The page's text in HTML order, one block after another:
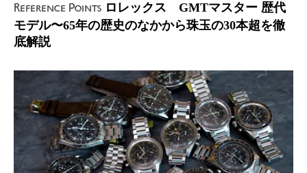
Reference Points ロレックス GMTマスター 歴代
モデル〜65年の歴史のなかから珠玉の30本超を徹
底解説